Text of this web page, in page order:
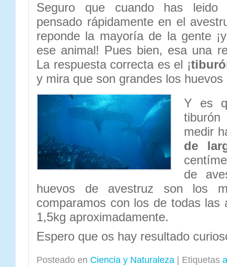
Seguro que cuando has leido
pensado rápidamente en el
reponde la mayoría de la gente
ese animal! Pues bien, esa una
La respuesta correcta es el ¡
y mira que son grandes los
Y es
medir
de
de
huevos de avestruz son los
comparamos con los de todas las
1,5kg aproximadamente.
Espero que os hay resultado
Posteado en Ciencia y Naturaleza Etiquetas